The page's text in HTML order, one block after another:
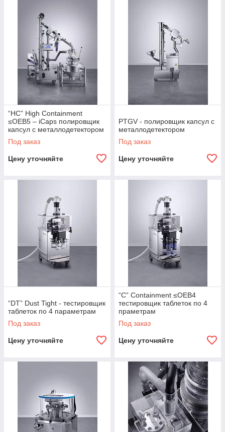
“HC” High Containment
≤OEB5 – iCaps полировщик
капсул с металлодетектором
Под заказ
Цену уточняйте
PTGV - полировщик капсул с
металлодетектором
Под заказ
Цену уточняйте
“DT” Dust Tight - тестировщик
таблеток по 4 параметрам
Под заказ
Цену уточняйте
“C” Containment ≤OEB4
тестировщик таблеток по 4
праметрам
Под заказ
Цену уточняйте